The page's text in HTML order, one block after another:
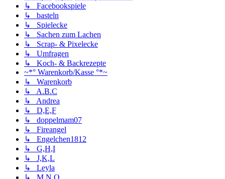
↳ Facebookspiele
↳ basteln
↳ Spielecke
↳ Sachen zum Lachen
↳ Scrap- & Pixelecke
↳ Umfragen
↳ Koch- & Backrezepte
~*° Warenkorb/Kasse °*~
↳ Warenkorb
↳ A.B.C
↳ Andrea
↳ D,E,F
↳ doppelmam07
↳ Fireangel
↳ Engelchen1812
↳ G,H,I
↳ J,K,L
↳ Leyla
↳ M,N,O